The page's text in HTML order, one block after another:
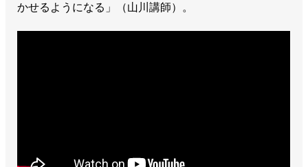
かせるようになる」（山川講師）。